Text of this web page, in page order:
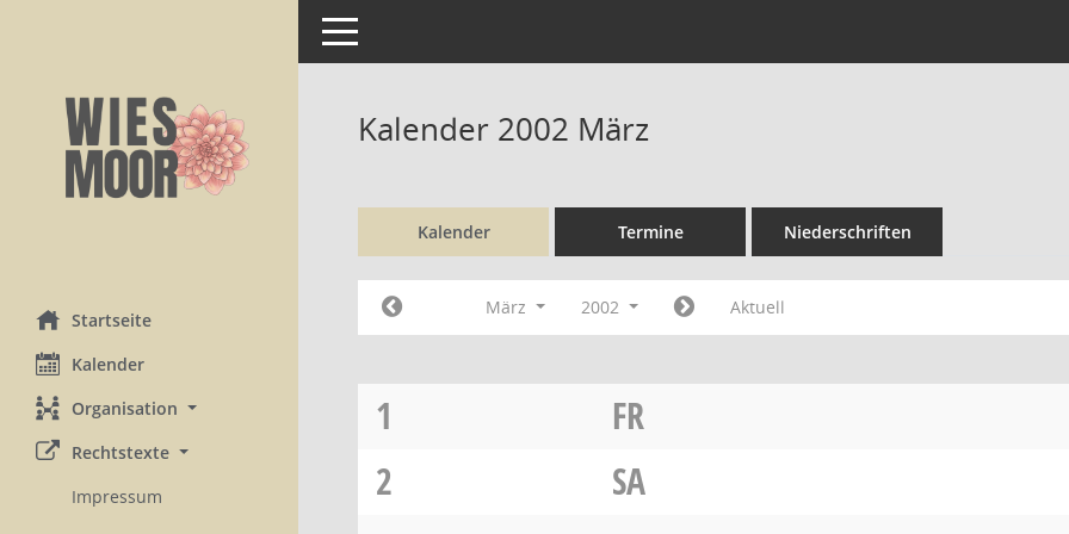
Startseite
Kalender
Organisation
Rechtstexte
Impressum
Toggle navigation
Kalender 2002 März
Kalender Termine Niederschriften
März 2002 Aktuell
1
FR
2
SA